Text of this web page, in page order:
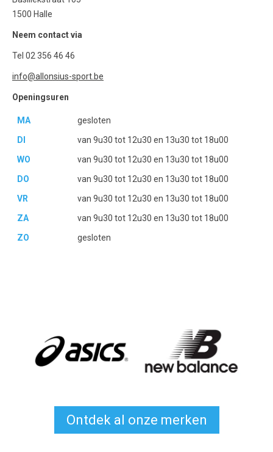
1500 Halle
Neem contact via
Tel 02 356 46 46
info@allonsius-sport.be
Openingsuren
MA
gesloten
DI
van 9u30 tot 12u30 en 13u30 tot 18u00
WO
van 9u30 tot 12u30 en 13u30 tot 18u00
DO
van 9u30 tot 12u30 en 13u30 tot 18u00
VR
van 9u30 tot 12u30 en 13u30 tot 18u00
ZA
van 9u30 tot 12u30 en 13u30 tot 18u00
ZO
gesloten
Ontdek al onze merken